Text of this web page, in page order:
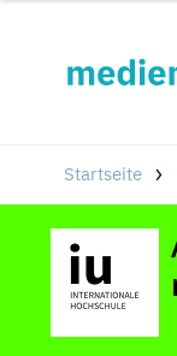
Startseite